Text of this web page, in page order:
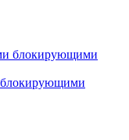
блокирующими